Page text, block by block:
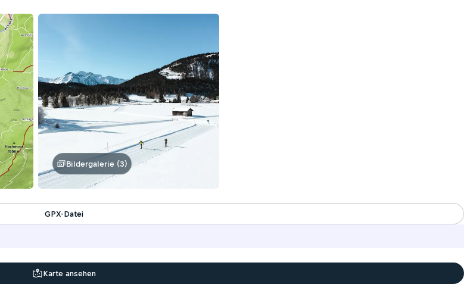
Bildergalerie (3)
GPX-Datei
Karte ansehen